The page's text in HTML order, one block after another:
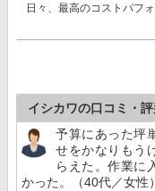
日々、最高のコストパフ
イシカワの口コミ・評
予算にあった坪
せをかなりもう
らえた。作業に
かった。（40代／女性）